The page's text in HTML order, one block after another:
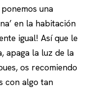
una
en la habitación
igual! Así que le
apaga la luz de la
os recomiendo
con algo tan